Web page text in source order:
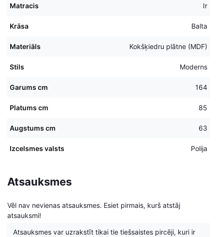
Matracis Ir
Krāsa Balta
Materiāls Kokšķiedru plātne (MDF)
Stils Moderns
Garums cm 164
Platums cm 85
Augstums cm 63
Izcelsmes valsts Polija
Atsauksmes
Vēl nav nevienas atsauksmes. Esiet pirmais, kurš atstāj
atsauksmi!
Atsauksmes var uzrakstīt tikai tie tiešsaistes pircēji, kuri ir